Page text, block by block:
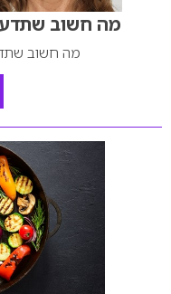
מה חשוב
מה חשוב